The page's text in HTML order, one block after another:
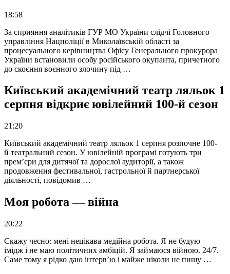
18:58
За сприяння аналітиків ГУР МО України слідчі Головного
управління Нацполіції в Миколаївській області за
процесуального керівництва Офісу Генерального прокурора
України встановили особу російського окупанта, причетного
до скоєння воєнного злочину під …
Київський академічний театр ляльок 1
серпня відкриє ювілейний 100-й сезон
21:20
Київський академічний театр ляльок 1 серпня розпочне 100-
й театральний сезон. У ювілейній програмі готують три
прем’єри для дитячої та дорослої аудиторії, а також
продовження фестивальної, гастрольної й партнерської
діяльності, повідомив …
Моя робота — війна
20:22
Скажу чесно: мені нецікава медійна робота. Я не будую
імідж і не маю політичних амбіцій. Я займаюся війною. 24/7.
Саме тому я рідко даю інтерв’ю і майже ніколи не пишу …